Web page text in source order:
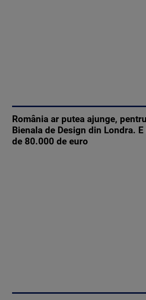
România ar putea ajunge,
Bienala de Design din Londra.
de 80.000 de euro